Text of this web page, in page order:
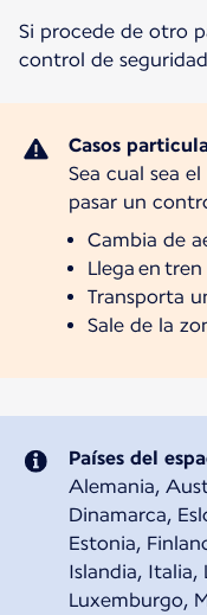
Si procede de otro
control de
Sea cual sea
pasar un
Cambia de
Llega en tren
Transporta
Sale de la
Países del
Alemania,
Dinamarca,
Estonia,
Islandia, Italia,
Luxemburgo,